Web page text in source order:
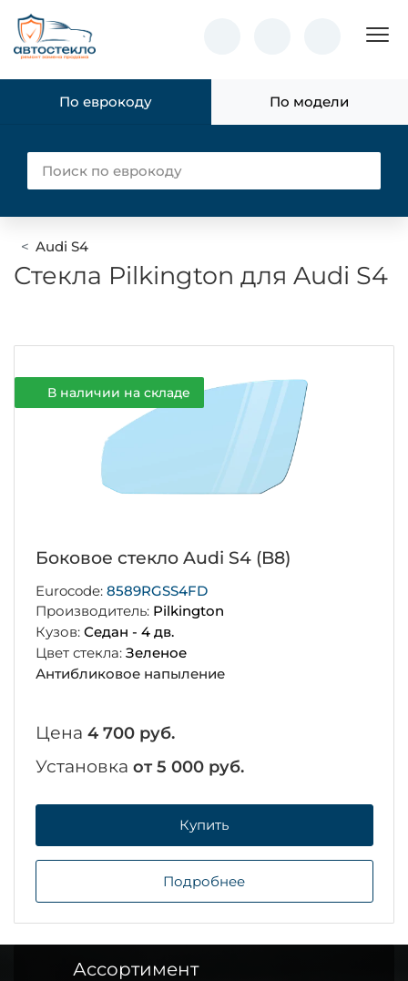
По еврокоду По модели
Audi S4
Стекла Pilkington для Audi S4
В наличии на складе
Боковое стекло Audi S4 (B8)
Eurocode: 8589RGSS4FD
Производитель: Pilkington
Кузов: Седан - 4 дв.
Цвет стекла: Зеленое
Антибликовое напыление
Цена 4 700 руб.
Установка от 5 000 руб.
Купить
Подробнее
Ассортимент